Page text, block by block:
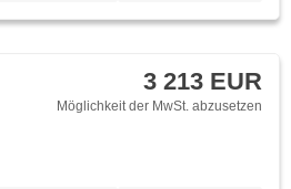
3 213 EUR
Möglichkeit der MwSt. abzusetzen